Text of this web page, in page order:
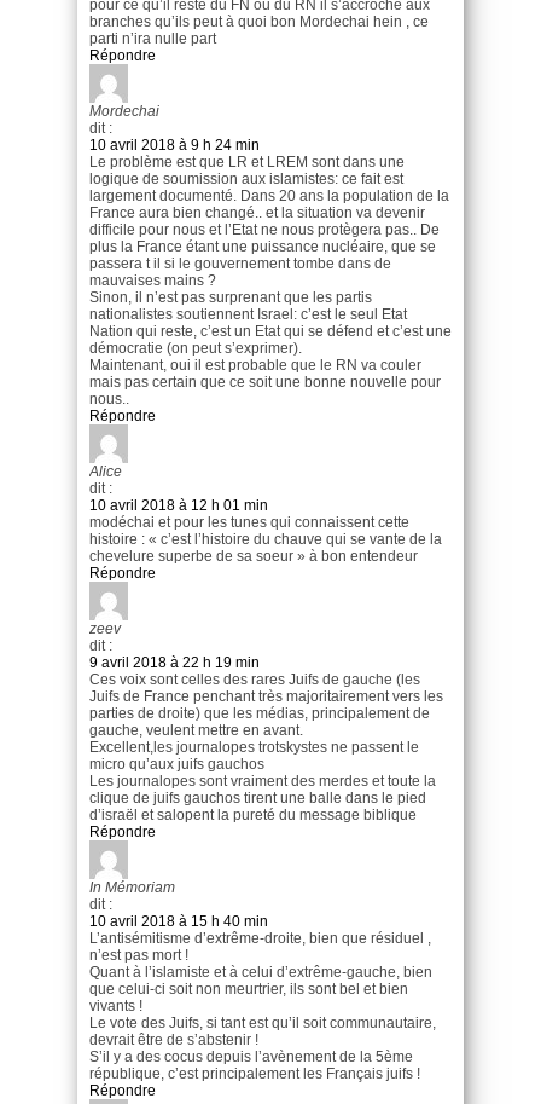
pour ce qu’il reste du FN ou du RN il s’accroche aux
branches qu’ils peut à quoi bon Mordechai hein , ce
parti n’ira nulle part
Répondre
Mordechai
dit :
10 avril 2018 à 9 h 24 min
Le problème est que LR et LREM sont dans une
logique de soumission aux islamistes: ce fait est
largement documenté. Dans 20 ans la population de la
France aura bien changé.. et la situation va devenir
difficile pour nous et l’Etat ne nous protègera pas.. De
plus la France étant une puissance nucléaire, que se
passera t il si le gouvernement tombe dans de
mauvaises mains ?
Sinon, il n’est pas surprenant que les partis
nationalistes soutiennent Israel: c’est le seul Etat
Nation qui reste, c’est un Etat qui se défend et c’est une
démocratie (on peut s’exprimer).
Maintenant, oui il est probable que le RN va couler
mais pas certain que ce soit une bonne nouvelle pour
nous..
Répondre
Alice
dit :
10 avril 2018 à 12 h 01 min
modéchai et pour les tunes qui connaissent cette
histoire : « c’est l’histoire du chauve qui se vante de la
chevelure superbe de sa soeur » à bon entendeur
Répondre
zeev
dit :
9 avril 2018 à 22 h 19 min
Ces voix sont celles des rares Juifs de gauche (les
Juifs de France penchant très majoritairement vers les
parties de droite) que les médias, principalement de
gauche, veulent mettre en avant.
Excellent,les journalopes trotskystes ne passent le
micro qu’aux juifs gauchos
Les journalopes sont vraiment des merdes et toute la
clique de juifs gauchos tirent une balle dans le pied
d’israël et salopent la pureté du message biblique
Répondre
In Mémoriam
dit :
10 avril 2018 à 15 h 40 min
L’antisémitisme d’extrême-droite, bien que résiduel ,
n’est pas mort !
Quant à l’islamiste et à celui d’extrême-gauche, bien
que celui-ci soit non meurtrier, ils sont bel et bien
vivants !
Le vote des Juifs, si tant est qu’il soit communautaire,
devrait être de s’abstenir !
S’il y a des cocus depuis l’avènement de la 5ème
république, c’est principalement les Français juifs !
Répondre